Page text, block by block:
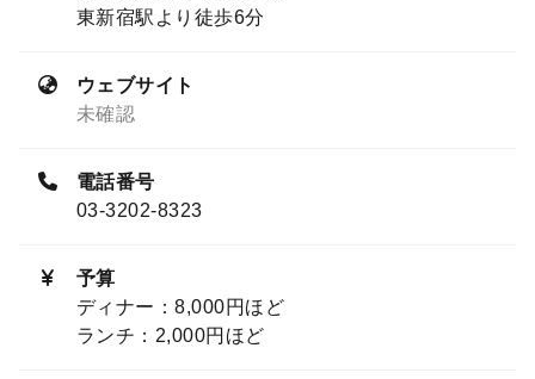
東新宿駅より徒歩6分
ウェブサイト
未確認
電話番号
03-3202-8323
予算
ディナー：8,000円ほど
ランチ：2,000円ほど